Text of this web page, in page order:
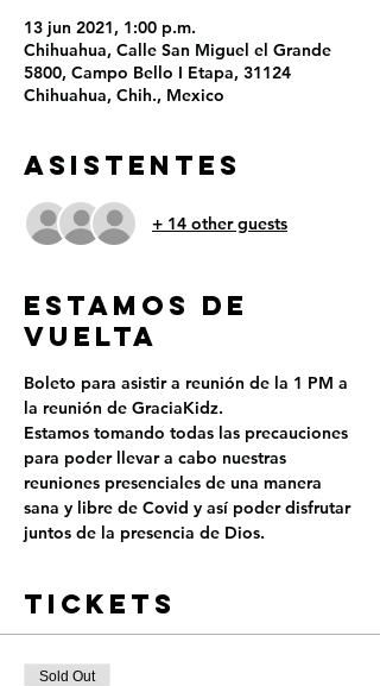
13 jun 2021, 1:00 p.m.
Chihuahua, Calle San Miguel el Grande
5800, Campo Bello I Etapa, 31124
Chihuahua, Chih., Mexico
ASISTENTES
+ 14 other guests
ESTAMOS DE
VUELTA
Boleto para asistir a reunión de la 1 PM a
la reunión de GraciaKidz.
Estamos tomando todas las precauciones
para poder llevar a cabo nuestras
reuniones presenciales de una manera
sana y libre de Covid y así poder disfrutar
juntos de la presencia de Dios.
Tickets
Sold Out